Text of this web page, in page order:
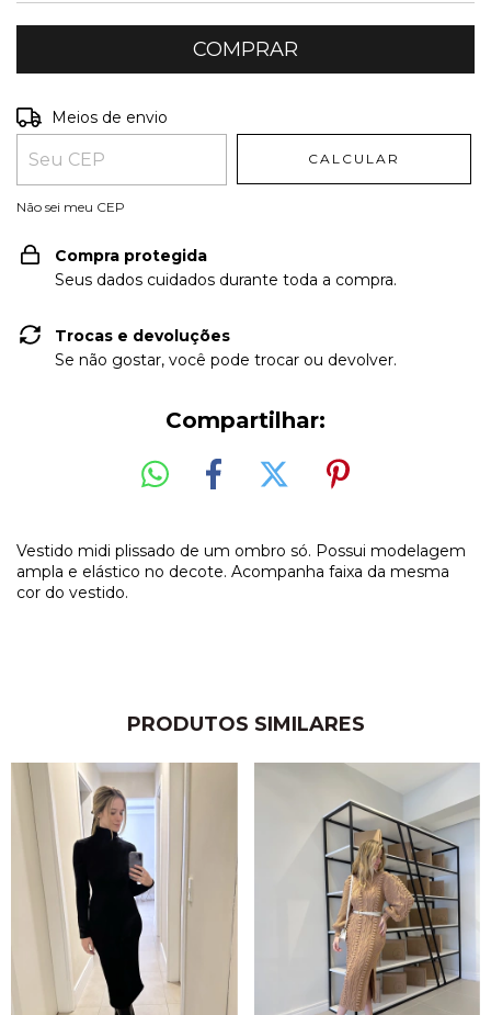
Entregas para o CEP:
Meios de envio
CALCULAR
Não sei meu CEP
Compra protegida
Seus dados cuidados durante toda a compra.
Trocas e devoluções
Se não gostar, você pode trocar ou devolver.
Compartilhar:
Vestido midi plissado de um ombro só. Possui modelagem
ampla e elástico no decote. Acompanha faixa da mesma
cor do vestido.
PRODUTOS SIMILARES